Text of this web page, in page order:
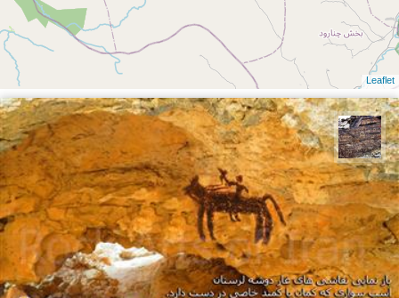
Leaflet
محمد ناصری فرد